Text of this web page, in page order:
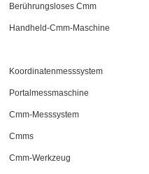
Berührungsloses Cmm
Handheld-Cmm-Maschine
Koordinatenmesssystem
Portalmessmaschine
Cmm-Messsystem
Cmms
Cmm-Werkzeug